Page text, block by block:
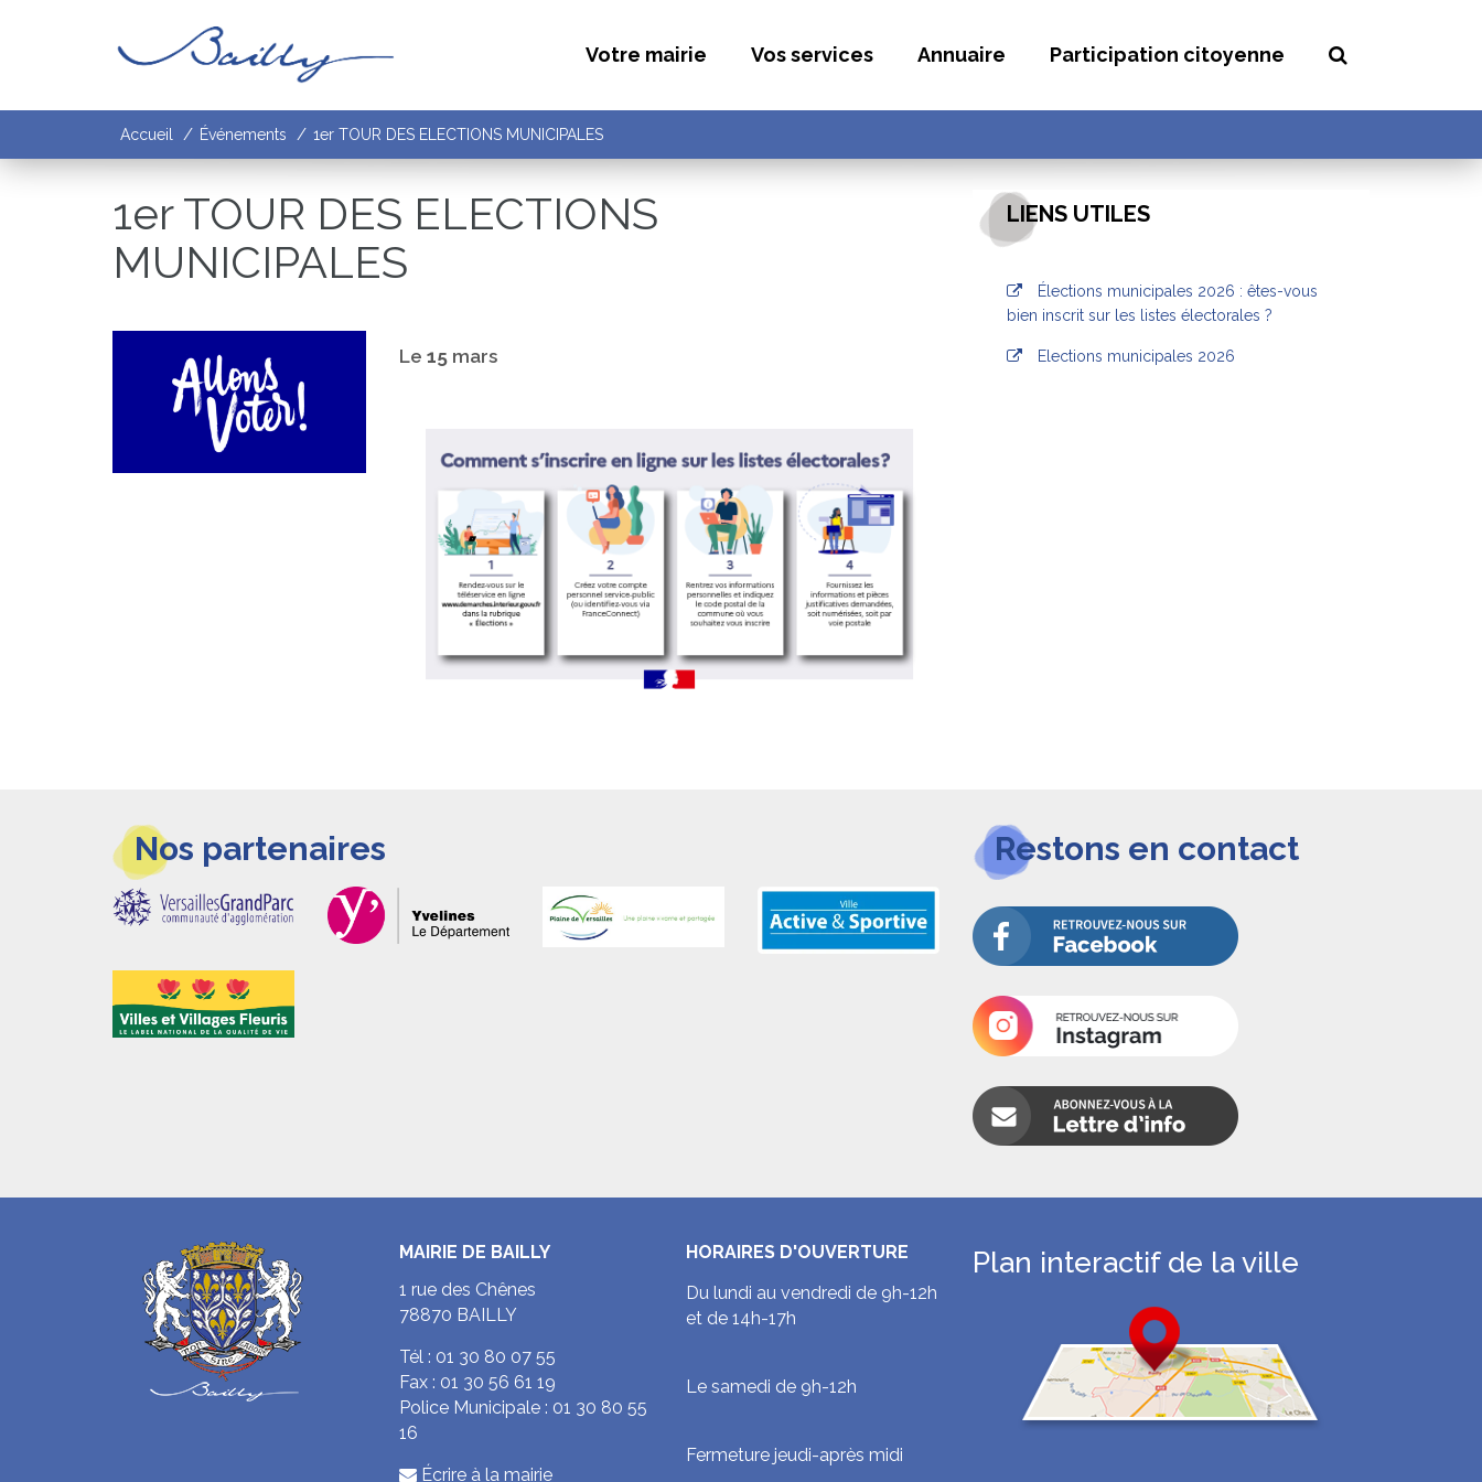
Votre mairie Vos services Annuaire Participation citoyenne
Accueil / Événements / 1er TOUR DES ELECTIONS MUNICIPALES
1er TOUR DES ELECTIONS
MUNICIPALES
Le 15mars
LIENS UTILES
Élections municipales 2026 : êtes-vous
bien inscrit sur les listes électorales ?
Elections municipales 2026
Nos partenaires Restons en contact
MAIRIE DE BAILLY
1 rue des Chênes
78870 BAILLY
Tél : 01 30 80 07 55
Fax : 01 30 56 61 19
Police Municipale : 01 30 80 55
16
Écrire à la mairie
HORAIRES D'OUVERTURE
Du lundi au vendredi de 9h-12h
et de 14h-17h
Le samedi de 9h-12h
Fermeture jeudi-après midi
Plan interactif de la ville